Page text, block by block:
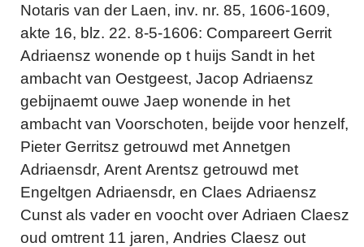
Notaris van der Laen, inv. nr. 85, 1606-1609,
akte 16, blz. 22. 8-5-1606: Compareert Gerrit
Adriaensz wonende op t huijs Sandt in het
ambacht van Oestgeest, Jacop Adriaensz
gebijnaemt ouwe Jaep wonende in het
ambacht van Voorschoten, beijde voor henzelf,
Pieter Gerritsz getrouwd met Annetgen
Adriaensdr, Arent Arentsz getrouwd met
Engeltgen Adriaensdr, en Claes Adriaensz
Cunst als vader en voocht over Adriaen Claesz
oud omtrent 11 jaren, Andries Claesz out